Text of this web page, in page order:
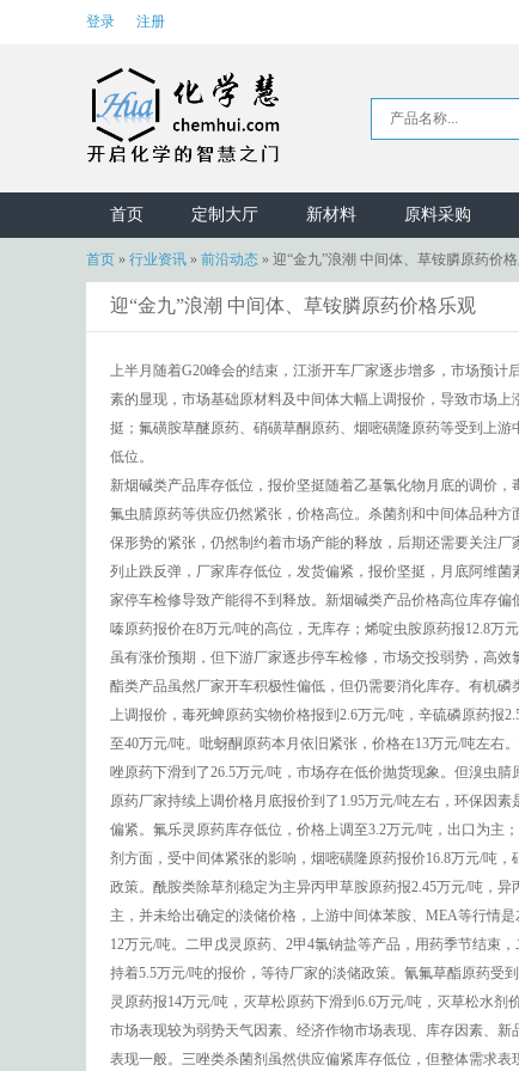
登录 注册
首页 定制大厅 新材料 原料采购
首页 » 行业资讯 » 前沿动态 » 迎“金九”浪潮 中间体、草铵膦原药价
迎“金九”浪潮 中间体、草铵膦原药价格乐观
上半月随着G20峰会的结束，江浙开车厂家逐步增多，市场预
素的显现，市场基础原材料及中间体大幅上调报价，导致市场
挺；氟磺胺草醚原药、硝磺草酮原药、烟嘧磺隆原药等受到上
低位。
新烟碱类产品库存低位，报价坚挺随着乙基氯化物月底的调价
氟虫腈原药等供应仍然紧张，价格高位。杀菌剂和中间体品种
保形势的紧张，仍然制约着市场产能的释放，后期还需要关注
列止跌反弹，厂家库存低位，发货偏紧，报价坚挺，月底阿维
家停车检修导致产能得不到释放。新烟碱类产品价格高位库存
嗪原药报价在8万元/吨的高位，无库存；烯啶虫胺原药报12.8万
虽有涨价预期，但下游厂家逐步停车检修，市场交投弱势，高
酯类产品虽然厂家开车积极性偏低，但仍需要消化库存。有机
上调报价，毒死蜱原药实物价格报到2.6万元/吨，辛硫磷原药报
至40万元/吨。吡蚜酮原药本月依旧紧张，价格在13万元/吨左右
唑原药下滑到了26.5万元/吨，市场存在低价抛货现象。但溴虫
原药厂家持续上调价格月底报价到了1.95万元/吨左右，环保因
偏紧。氟乐灵原药库存低位，价格上调至3.2万元/吨，出口为主
剂方面，受中间体紧张的影响，烟嘧磺隆原药报价16.8万元/吨
政策。酰胺类除草剂稳定为主异丙甲草胺原药报2.45万元/吨，
主，并未给出确定的淡储价格，上游中间体苯胺、MEA等行情
12万元/吨。二甲戊灵原药、2甲4氯钠盐等产品，用药季节结束
持着5.5万元/吨的报价，等待厂家的淡储政策。氰氟草酯原药受
灵原药报14万元/吨，灭草松原药下滑到6.6万元/吨，灭草松水
市场表现较为弱势天气因素、经济作物市场表现、库存因素、
表现一般。三唑类杀菌剂虽然供应偏紧库存低位，但整体需求